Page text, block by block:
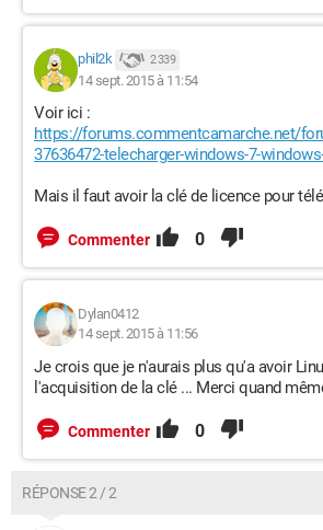
phil2k 2 339
14 sept. 2015 à 11:54
Voir ici :
https://forums.commentcamarche.net/
37636472-telecharger-windows-7-
Mais il faut avoir la clé de licence pour
Commenter 0
Dylan0412
14 sept. 2015 à 11:56
Je crois que je n'aurais plus qu'a avoir
l'acquisition de la clé ... Merci quand
Commenter 0
RÉPONSE 2 / 2